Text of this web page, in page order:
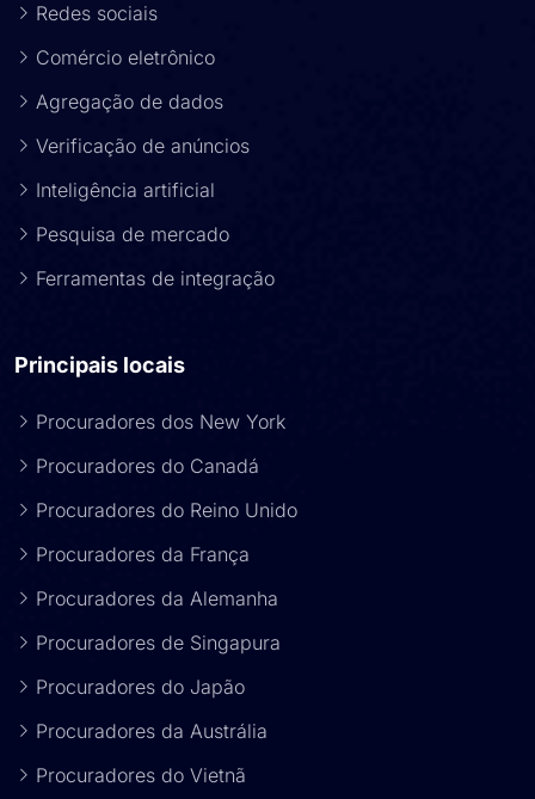
Redes sociais
Comércio eletrônico
Agregação de dados
Verificação de anúncios
Inteligência artificial
Pesquisa de mercado
Ferramentas de integração
Principais locais
Procuradores dos New York
Procuradores do Canadá
Procuradores do Reino Unido
Procuradores da França
Procuradores da Alemanha
Procuradores de Singapura
Procuradores do Japão
Procuradores da Austrália
Procuradores do Vietnã